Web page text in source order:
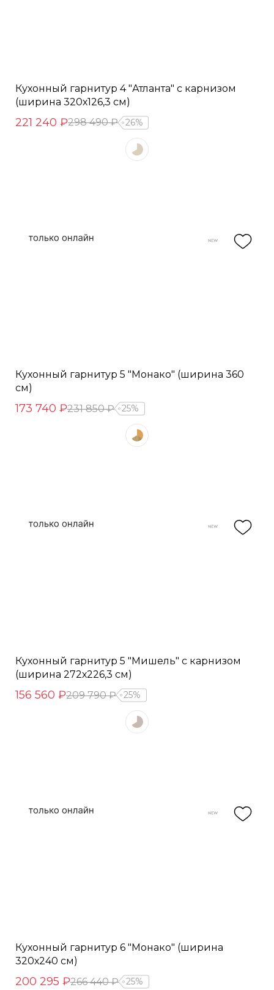
Кухонный гарнитур 4 "Атланта" с карнизом
(ширина 320х126,3 см)
221 240 ₽298 490 ₽ 26%
Кухонный гарнитур 5 "Монако" (ширина 360
см)
173 740 ₽231 850 ₽ 25%
Кухонный гарнитур 5 "Мишель" с карнизом
(ширина 272х226,3 см)
156 560 ₽209 790 ₽ 25%
Кухонный гарнитур 6 "Монако" (ширина
320х240 см)
200 295 ₽266 440 ₽ 25%